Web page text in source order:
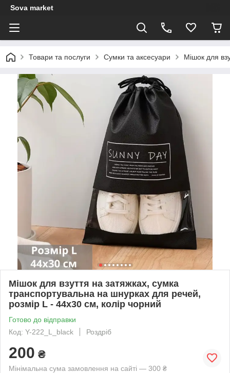
Sova market
Товари та послуги Сумки та аксесуари Мішок для
Мішок для взуття на затяжках, сумка
транспортувальна на шнурках для речей,
розмір L - 44х30 см, колір чорний
Готово до відправки
Код: Y-222_L_black
Роздріб
200 ₴
Мінімальна сума замовлення на сайті — 300 ₴